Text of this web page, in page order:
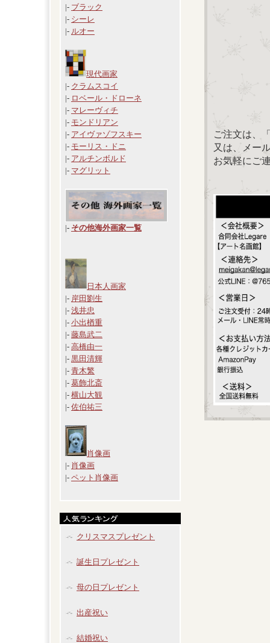
|- ブラック
|- シーレ
|- ルオー
現代画家
|- クラムスコイ
|- ロベール・ドローネ
|- マレーヴィチ
|- モンドリアン
|- アイヴァゾフスキー
|- モーリス・ドニ
|- アルチンボルド
|- マグリット
|- その他海外画家一覧
日本人画家
|- 岸田劉生
|- 浅井忠
|- 小出楢重
|- 藤島武二
|- 高橋由一
|- 黒田清輝
|- 青木繁
|- 葛飾北斎
|- 横山大観
|- 佐伯祐三
肖像画
|- 肖像画
|- ペット肖像画
クリスマスプレゼント
誕生日プレゼント
母の日プレゼント
出産祝い
結婚祝い
ご注文は、
又は、メー
お気軽にご